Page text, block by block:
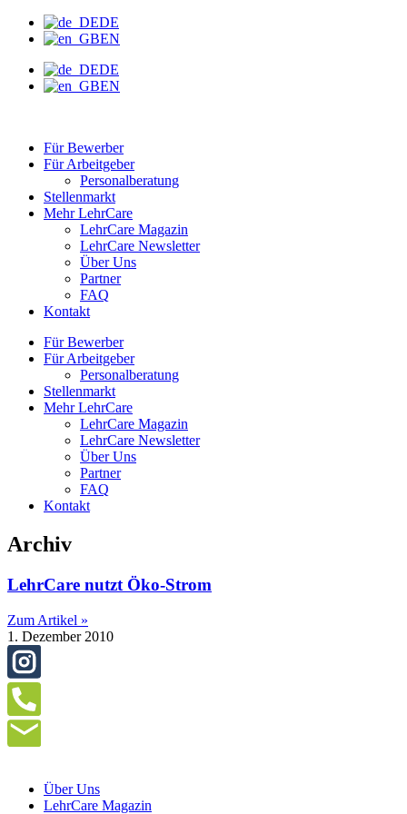
Zum
Inhalt
DE
EN
DE
EN
Für Bewerber
Für Arbeitgeber
Personalberatung
Stellenmarkt
Mehr LehrCare
LehrCare Magazin
LehrCare Newsletter
Über Uns
Partner
FAQ
Kontakt
Für Bewerber
Für Arbeitgeber
Personalberatung
Stellenmarkt
Mehr LehrCare
LehrCare Magazin
LehrCare Newsletter
Über Uns
Partner
FAQ
Kontakt
Archiv
LehrCare nutzt Öko-Strom
Zum Artikel »
1. Dezember 2010
Über Uns
LehrCare Magazin